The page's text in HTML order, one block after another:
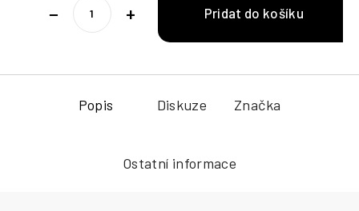
+
−
Popis Diskuze Značka
Ostatní informace